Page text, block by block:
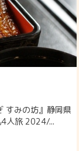
すみの坊』静岡県
人旅 2024/...